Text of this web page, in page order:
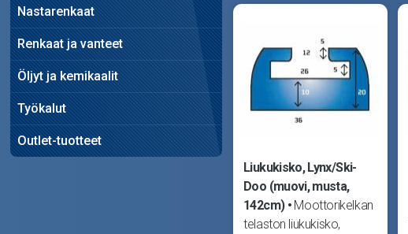
Nastarenkaat
Renkaat ja vanteet
Öljyt ja kemikaalit
Työkalut
Outlet-tuotteet
Liukukisko, Lynx/Ski-
Doo (muovi, musta,
142cm)
Moottorikelkan
telaston liukukisko,